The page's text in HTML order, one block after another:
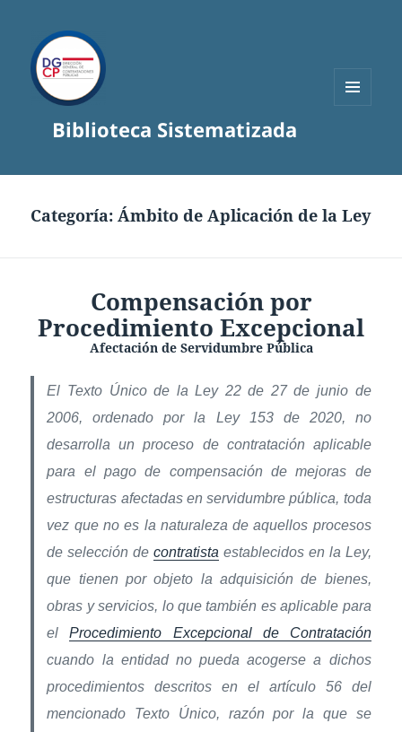
Biblioteca Sistematizada
Categoría:Ámbito de Aplicación de la Ley
Compensación por
Procedimiento Excepcional
Afectación de Servidumbre Pública
El Texto Único de la Ley 22 de 27 de junio de
2006, ordenado por la Ley 153 de 2020, no
desarrolla un proceso de contratación aplicable
para el pago de compensación de mejoras de
estructuras afectadas en servidumbre pública, toda
vez que no es la naturaleza de aquellos procesos
de selección decontratista establecidos en la Ley,
que tienen por objeto la adquisición de bienes,
obras y servicios, lo que también es aplicable para
elProcedimiento Excepcional de Contratación
cuando la entidad no pueda acogerse a dichos
procedimientos descritos en el artículo 56 del
mencionado Texto Único, razón por la que se